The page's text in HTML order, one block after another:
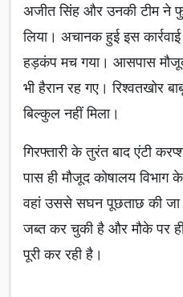
अजीत सिंह और उनकी टीम ने
लिया। अचानक हुई इस
हड़कंप मच गया। आसपास
भी हैरान रह गए। रिश्वतखोर
बिल्कुल नहीं मिला।
गिरफ्तारी के तुरंत बाद एंटी
पास ही मौजूद कोषालय
वहां उससे सघन पूछताछ की जा
जब्त कर चुकी है और मौके पर ही
पूरी कर रही है।